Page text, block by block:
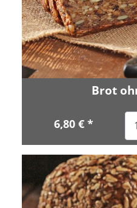
Brot
6,80 € *